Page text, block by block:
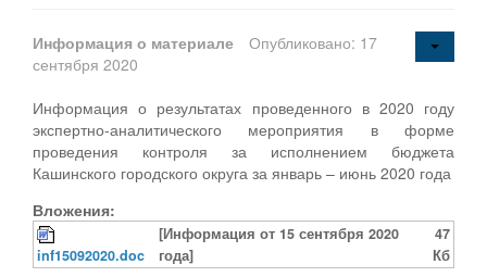
Информация о материале
Опубликовано: 17
сентября 2020
Информация о результатах проведенного в 2020 году
экспертно-аналитического мероприятия в форме
проведения контроля за исполнением бюджета
Кашинского городского округа за январь – июнь 2020 года
Вложения:
inf15092020.doc
[Информация от 15 сентября 2020
года]
47
Кб